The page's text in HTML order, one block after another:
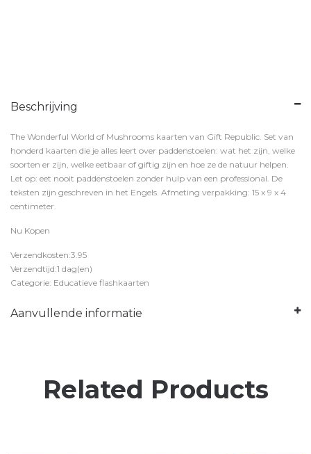
Beschrijving
The Wonderful World of Mushrooms kaarten van Gift Republic. Set van
honderd kaarten die je alles leert over paddenstoelen: wat het zijn, welke
soorten er zijn, welke eetbaar of giftig zijn en hoe ze de natuur helpen.
Let op: eet nooit paddenstoelen zonder hulp van een professional. De
teksten zijn geschreven in het Engels. Afmeting verpakking: 15 x 9 x 4
centimeter.
Nu Kopen
Verzendkosten:3.95
Verzendtijd:1 dag(en)
Categorie: Educatieve flashkaarten
Aanvullende informatie
Related Products